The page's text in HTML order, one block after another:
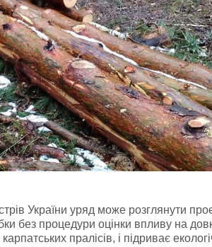
України уряд може розглянути
без процедури оцінки впливу на
пралісів, і підриває